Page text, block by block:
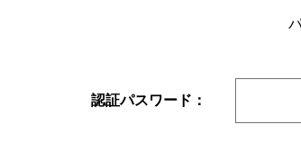
認証パスワード：